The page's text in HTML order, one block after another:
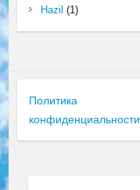
Hazil (1)
Политика
конфиденциальности